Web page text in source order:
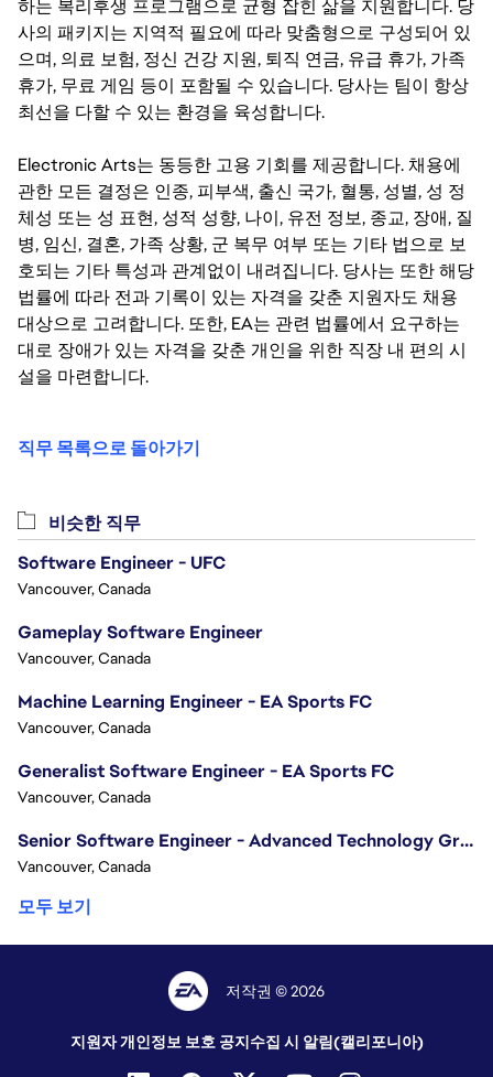
하는 복리후생 프로그램으로 균형 잡힌 삶을 지원합니다. 당
사의 패키지는 지역적 필요에 따라 맞춤형으로 구성되어 있
으며, 의료 보험, 정신 건강 지원, 퇴직 연금, 유급 휴가, 가족
휴가, 무료 게임 등이 포함될 수 있습니다. 당사는 팀이 항상
최선을 다할 수 있는 환경을 육성합니다.
Electronic Arts는 동등한 고용 기회를 제공합니다. 채용에
관한 모든 결정은 인종, 피부색, 출신 국가, 혈통, 성별, 성 정
체성 또는 성 표현, 성적 성향, 나이, 유전 정보, 종교, 장애, 질
병, 임신, 결혼, 가족 상황, 군 복무 여부 또는 기타 법으로 보
호되는 기타 특성과 관계없이 내려집니다. 당사는 또한 해당
법률에 따라 전과 기록이 있는 자격을 갖춘 지원자도 채용
대상으로 고려합니다. 또한, EA는 관련 법률에서 요구하는
대로 장애가 있는 자격을 갖춘 개인을 위한 직장 내 편의 시
설을 마련합니다.
직무 목록으로 돌아가기
비슷한 직무
Software Engineer - UFC
Vancouver, Canada
Gameplay Software Engineer
Vancouver, Canada
Machine Learning Engineer - EA Sports FC
Vancouver, Canada
Generalist Software Engineer - EA Sports FC
Vancouver, Canada
Senior Software Engineer - Advanced Technology Group
Vancouver, Canada
모두 보기
저작권 © 2026
지원자 개인정보 보호 공지수집 시 알림(캘리포니아)